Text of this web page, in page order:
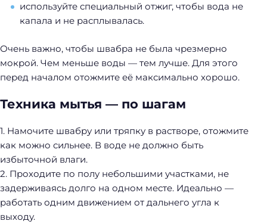
используйте специальный отжиг, чтобы вода не
капала и не расплывалась.
Очень важно, чтобы швабра не была чрезмерно
мокрой. Чем меньше воды — тем лучше. Для этого
перед началом отожмите её максимально хорошо.
Техника мытья — по шагам
1. Намочите швабру или тряпку в растворе, отожмите
как можно сильнее. В воде не должно быть
избыточной влаги.
2. Проходите по полу небольшими участками, не
задерживаясь долго на одном месте. Идеально —
работать одним движением от дальнего угла к
выходу.